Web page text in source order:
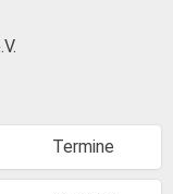
Termine